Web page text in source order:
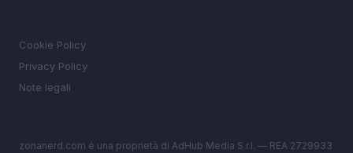
Cookie Policy
Privacy Policy
Note legali
zonanerd.com è una proprietà di AdHub Media S.r.l. — REA 2729933